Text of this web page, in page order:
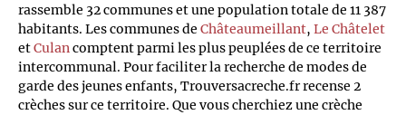
rassemble 32 communes et une population totale de 11 387
habitants. Les communes de Châteaumeillant, Le Châtelet
etCulancomptent parmi les plus peuplées de ce territoire
intercommunal. Pour faciliter la recherche de modes de
garde des jeunes enfants, Trouversacreche.fr recense 2
crèches sur ce territoire. Que vous cherchiez une crèche